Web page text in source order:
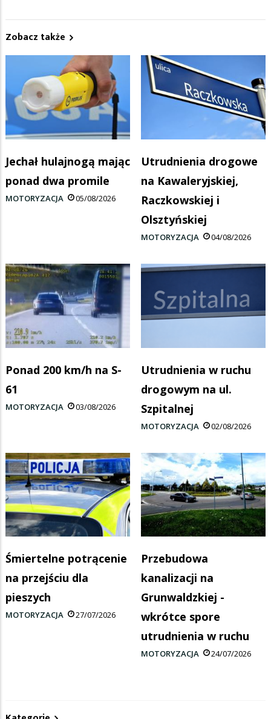
Zobacz także
Jechał hulajnogą mając
ponad dwa promile
MOTORYZACJA 05/08/2026
Utrudnienia drogowe
na Kawaleryjskiej,
Raczkowskiej i
Olsztyńskiej
MOTORYZACJA 04/08/2026
Ponad 200 km/h na S-
61
MOTORYZACJA 03/08/2026
Utrudnienia w ruchu
drogowym na ul.
Szpitalnej
MOTORYZACJA 02/08/2026
Śmiertelne potrącenie
na przejściu dla
pieszych
MOTORYZACJA 27/07/2026
Przebudowa
kanalizacji na
Grunwaldzkiej -
wkrótce spore
utrudnienia w ruchu
MOTORYZACJA 24/07/2026